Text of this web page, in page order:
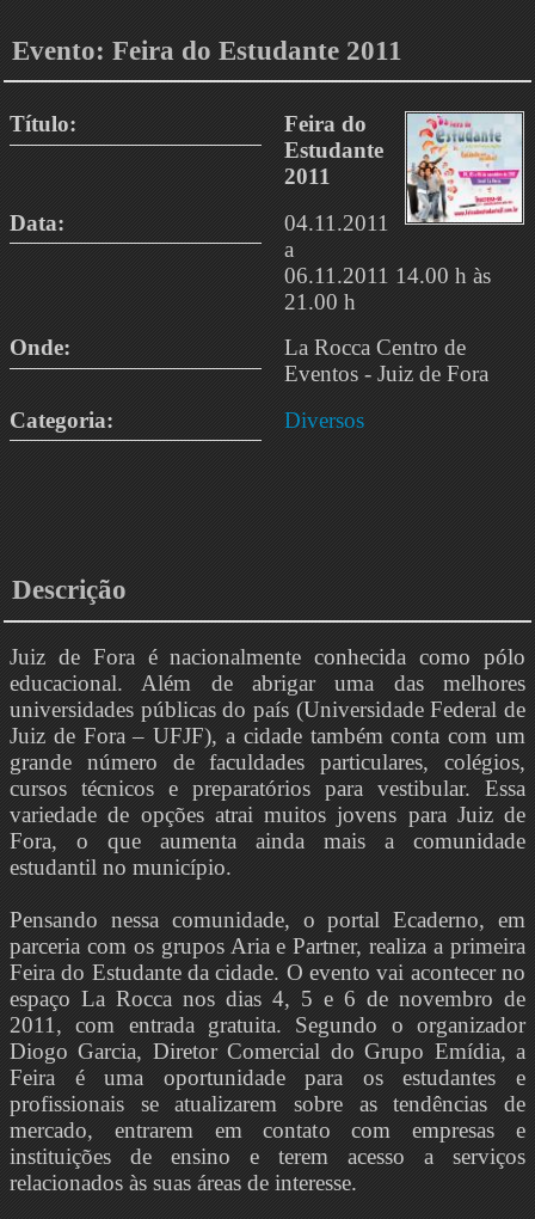
Evento: Feira do Estudante 2011
Título:
Feira do
Estudante
2011
Data:
04.11.2011
a
06.11.2011 14.00 h às
21.00 h
Onde:
La Rocca Centro de
Eventos - Juiz de Fora
Categoria:
Diversos
Descrição
Juiz de Fora é nacionalmente conhecida como pólo
educacional. Além de abrigar uma das melhores
universidades públicas do país (Universidade Federal de
Juiz de Fora – UFJF), a cidade também conta com um
grande número de faculdades particulares, colégios,
cursos técnicos e preparatórios para vestibular. Essa
variedade de opções atrai muitos jovens para Juiz de
Fora, o que aumenta ainda mais a comunidade
estudantil no município.
Pensando nessa comunidade, o portal Ecaderno, em
parceria com os grupos Aria e Partner, realiza a primeira
Feira do Estudante da cidade. O evento vai acontecer no
espaço La Rocca nos dias 4, 5 e 6 de novembro de
2011, com entrada gratuita. Segundo o organizador
Diogo Garcia, Diretor Comercial do Grupo Emídia, a
Feira é uma oportunidade para os estudantes e
profissionais se atualizarem sobre as tendências de
mercado, entrarem em contato com empresas e
instituições de ensino e terem acesso a serviços
relacionados às suas áreas de interesse.